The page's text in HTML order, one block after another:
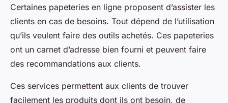
Certaines papeteries en ligne proposent d’assister les
clients en cas de besoins. Tout dépend de l’utilisation
qu’ils veulent faire des outils achetés. Ces papeteries
ont un carnet d’adresse bien fourni et peuvent faire
des recommandations aux clients.
Ces services permettent aux clients de trouver
facilement les produits dont ils ont besoin, de